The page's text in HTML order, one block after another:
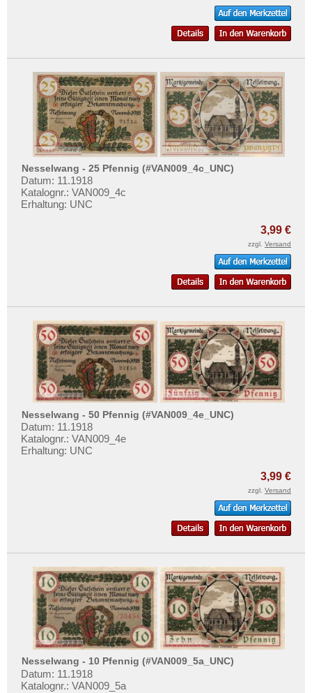
Norddorf auf Amrum
Norden
Nordenham
Norder- und Süderdithmarschen
Norderney
Nordhausen
Nördlingen
Nürtingen
Orte mit O...
Orte mit P...
Orte mit Q...
Orte mit R...
Orte mit S...
Orte mit T...
Nesselwang - 25 Pfennig (#VAN009_4c_UNC)
Datum: 11.1918
Katalognr.: VAN009_4c
Erhaltung: UNC
3,99 €
zzgl. Versand
Nesselwang - 50 Pfennig (#VAN009_4e_UNC)
Datum: 11.1918
Katalognr.: VAN009_4e
Erhaltung: UNC
3,99 €
zzgl. Versand
Nesselwang - 10 Pfennig (#VAN009_5a_UNC)
Datum: 11.1918
Katalognr.: VAN009_5a